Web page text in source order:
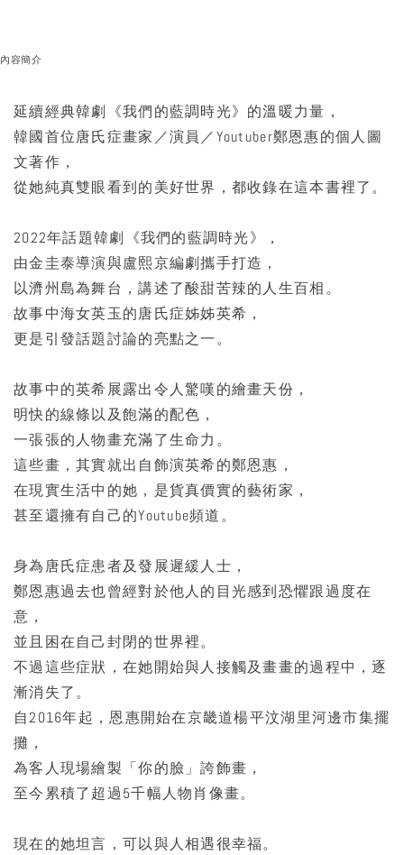
內容簡介
延續經典韓劇《我們的藍調時光》的溫暖力量，
韓國首位唐氏症畫家／演員／Youtuber鄭恩惠的個人圖
文著作，
從她純真雙眼看到的美好世界，都收錄在這本書裡了。
2022年話題韓劇《我們的藍調時光》，
由金圭泰導演與盧熙京編劇攜手打造，
以濟州島為舞台，講述了酸甜苦辣的人生百相。
故事中海女英玉的唐氏症姊姊英希，
更是引發話題討論的亮點之一。
故事中的英希展露出令人驚嘆的繪畫天份，
明快的線條以及飽滿的配色，
一張張的人物畫充滿了生命力。
這些畫，其實就出自飾演英希的鄭恩惠，
在現實生活中的她，是貨真價實的藝術家，
甚至還擁有自己的Youtube頻道。
身為唐氏症患者及發展遲緩人士，
鄭恩惠過去也曾經對於他人的目光感到恐懼跟過度在
意，
並且困在自己封閉的世界裡。
不過這些症狀，在她開始與人接觸及畫畫的過程中，逐
漸消失了。
自2016年起，恩惠開始在京畿道楊平汶湖里河邊市集擺
攤，
為客人現場繪製「你的臉」誇飾畫，
至今累積了超過5千幅人物肖像畫。
現在的她坦言，可以與人相遇很幸福。